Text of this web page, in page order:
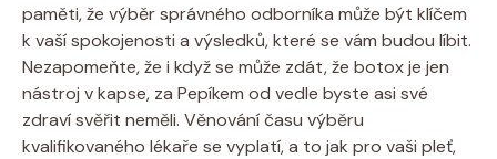
paměti, že výběr správného odborníka může být klíčem
k vaší spokojenosti a výsledků, které se vám budou líbit.
Nezapomeňte, že i když se může zdát, že botox je jen
nástroj v kapse, za Pepíkem od vedle byste asi své
zdraví svěřit neměli. Věnování času výběru
kvalifikovaného lékaře se vyplatí, a to jak pro vaši pleť,